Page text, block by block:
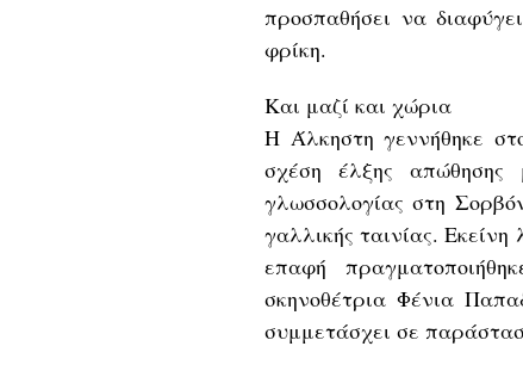
προσπαθήσει να
φρίκη.
Και μαζί και χώρια
Η Άλκηστη γεννήθηκε
σχέση έλξης
γλωσσολογίας στη
γαλλικής ταινίας.
επαφή
σκηνοθέτρια Φένια
συμμετάσχει σε